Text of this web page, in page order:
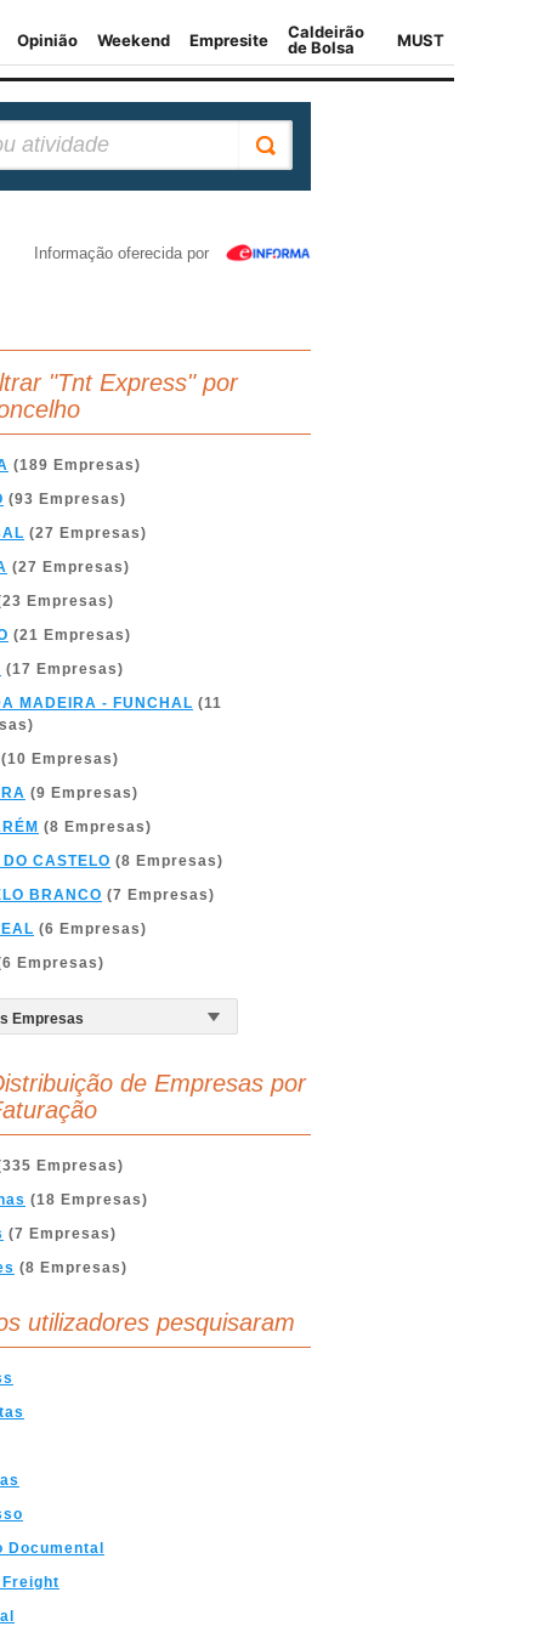
Informação oferecida por
"Tnt Express" por
(189 Empresas)
(93 Empresas)
(27 Empresas)
(27 Empresas)
Empresas)
(21 Empresas)
(17 Empresas)
MADEIRA - FUNCHAL (11
(10 Empresas)
(9 Empresas)
(8 Empresas)
CASTELO (8 Empresas)
BRANCO (7 Empresas)
(6 Empresas)
Empresas)
de Empresas por
Empresas)
(18 Empresas)
(7 Empresas)
(8 Empresas)
utilizadores pesquisaram
Documental